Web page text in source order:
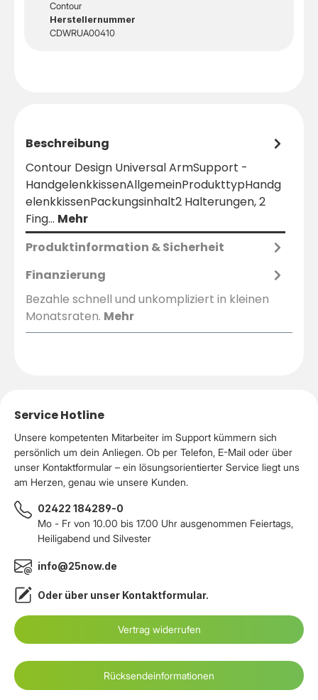
Contour
Herstellernummer
CDWRUA00410
Beschreibung
Contour Design Universal ArmSupport -
HandgelenkkissenAllgemeinProdukttypHandg
elenkkissenPackungsinhalt2 Halterungen, 2
Fing… Mehr
Produktinformation & Sicherheit
Finanzierung
Bezahle schnell und unkompliziert in kleinen
Monatsraten. Mehr
Service Hotline
Unsere kompetenten Mitarbeiter im Support kümmern sich
persönlich um dein Anliegen. Ob per Telefon, E-Mail oder über
unser Kontaktformular – ein lösungsorientierter Service liegt uns
am Herzen, genau wie unsere Kunden.
02422 184289-0
Mo - Fr von 10.00 bis 17.00 Uhr ausgenommen Feiertags,
Heiligabend und Silvester
info@25now.de
Oder über unser Kontaktformular.
Vertrag widerrufen
Rücksendeinformationen